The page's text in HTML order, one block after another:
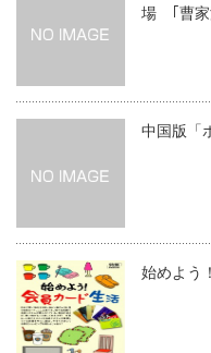
場 ｢曹家
中国版「
始めよう